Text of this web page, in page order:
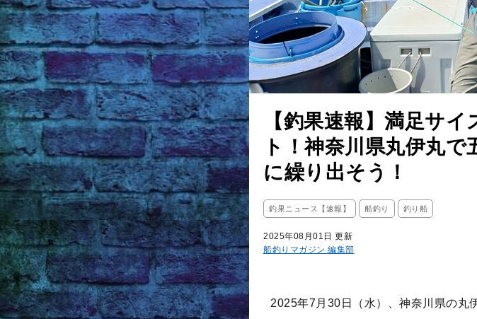
【釣果速報】満足サ
ト！神奈川県丸伊丸
に繰り出そう！
釣果ニュース【速報】 船釣り 釣り船
2025年08月01日 更新
船釣りマガジン 編集部
2025年7月30日（水）、神奈川県の丸